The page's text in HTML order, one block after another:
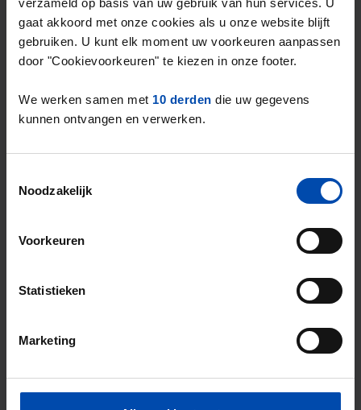
verzameld op basis van uw gebruik van hun services. U
gaat akkoord met onze cookies als u onze website blijft
gebruiken. U kunt elk moment uw voorkeuren aanpassen
door "Cookievoorkeuren" te kiezen in onze footer.
We werken samen met 10 derden die uw gegevens
kunnen ontvangen en verwerken.
Noodzakelijk
Voorkeuren
Statistieken
Marketing
Sociale huur** 21,03 23,73
middenhuur, zie
- Rent.nl verzamelt continu huurprijzen van huurwoningen